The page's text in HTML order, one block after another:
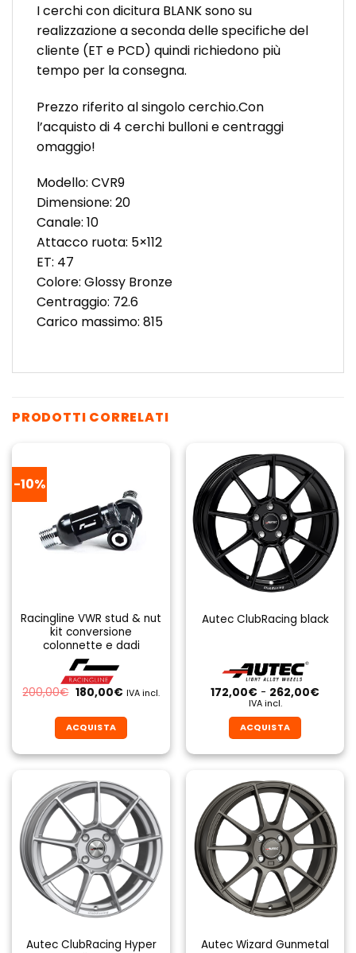
I cerchi con dicitura BLANK sono su
realizzazione a seconda delle specifiche del
cliente (ET e PCD) quindi richiedono più
tempo per la consegna.
Prezzo riferito al singolo cerchio.Con
l’acquisto di 4 cerchi bulloni e centraggi
omaggio!
Modello: CVR9
Dimensione: 20
Canale: 10
Attacco ruota: 5×112
ET: 47
Colore: Glossy Bronze
Centraggio: 72.6
Carico massimo: 815
PRODOTTI CORRELATI
-10%
Racingline VWR stud & nut
kit conversione
colonnette e dadi
200,00€ Il
prezzo
era:
200,00€.
180,00€Il
è:
180,00€.
IVA incl.
ACQUISTA
prodotto
ha
più
varianti.
Le
opzioni
possono
essere
scelte
nella
del
Autec ClubRacing black
172,00€ - 262,00€Fascia
IVA incl.
ACQUISTA
prodotto
ha
più
varianti.
Le
opzioni
possono
essere
scelte
nella
del
Autec ClubRacing Hyper
Autec Wizard Gunmetal